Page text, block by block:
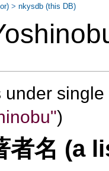
under
)
者名 (a
>nkysdb (this DB)